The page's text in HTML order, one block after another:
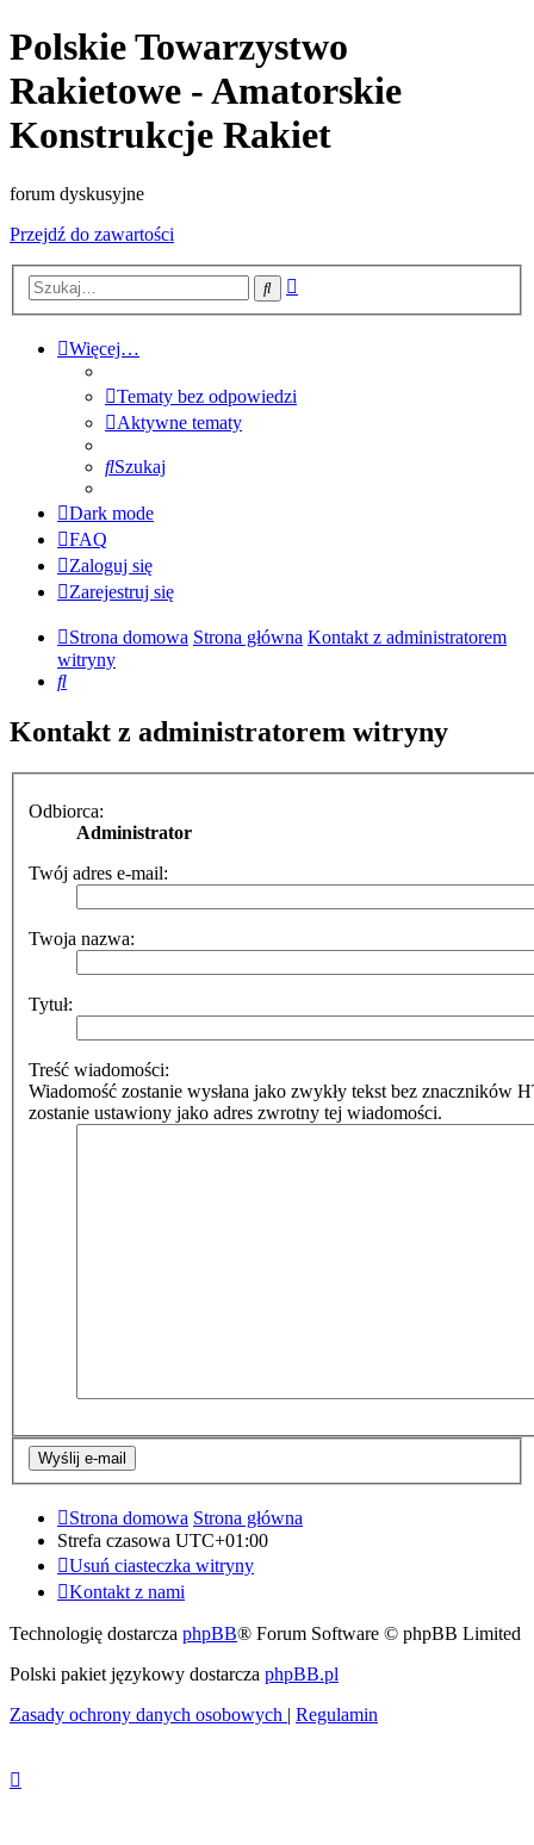
Polskie Towarzystwo
Rakietowe - Amatorskie
Konstrukcje Rakiet
forum dyskusyjne
Przejdź do zawartości
Szukaj
Więcej…
Tematy bez odpowiedzi
Aktywne tematy
Szukaj
Dark mode
FAQ
Zaloguj się
Zarejestruj się
Strona domowa Strona główna Kontakt z administratorem
witryny
Szukaj
Kontakt z administratorem witryny
Odbiorca:
Administrator
Twój adres e-mail:
Twoja nazwa:
Tytuł:
Treść wiadomości:
Wiadomość zostanie wysłana jako zwykły tekst bez znaczników
zostanie ustawiony jako adres zwrotny tej wiadomości.
Strona domowa Strona główna
Strefa czasowa UTC+01:00
Usuń ciasteczka witryny
Kontakt z nami
Technologię dostarcza phpBB® Forum Software © phpBB Limited
Polski pakiet językowy dostarcza phpBB.pl
Zasady ochrony danych osobowych
Regulamin